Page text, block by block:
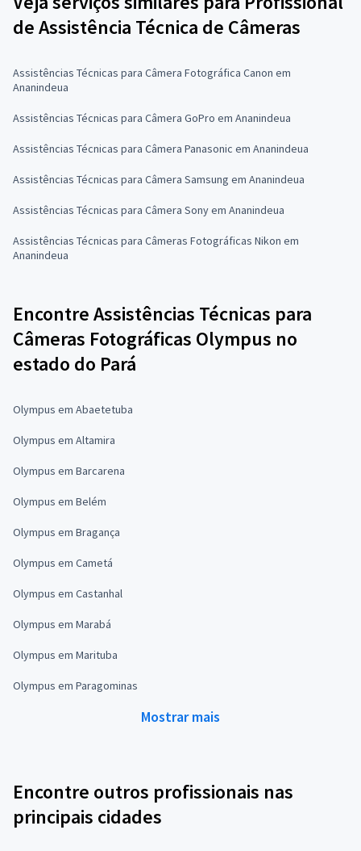
de Assistência Técnica de Câmeras
Assistências Técnicas para Câmera Fotográfica Canon em
Ananindeua
Assistências Técnicas para Câmera GoPro em Ananindeua
Assistências Técnicas para Câmera Panasonic em Ananindeua
Assistências Técnicas para Câmera Samsung em Ananindeua
Assistências Técnicas para Câmera Sony em Ananindeua
Assistências Técnicas para Câmeras Fotográficas Nikon em
Ananindeua
Encontre Assistências Técnicas para
Câmeras Fotográficas Olympus no
estado do Pará
Olympus em Abaetetuba
Olympus em Altamira
Olympus em Barcarena
Olympus em Belém
Olympus em Bragança
Olympus em Cametá
Olympus em Castanhal
Olympus em Marabá
Olympus em Marituba
Olympus em Paragominas
Mostrar mais
Encontre outros profissionais nas
principais cidades